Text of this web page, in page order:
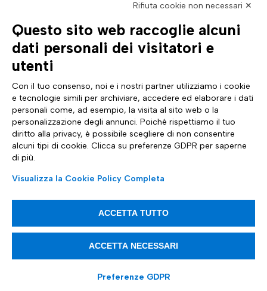
AZIENDA
Profilo aziendale
Certificazioni
Sostenibilità
Cyber Security
Analyst Report
Dichiarazione di Accessibilità
TUTTO SU DI NOI
Documentazione
Comunicati stampa
Sito internazionale
Diventa Partner
ASSISTENZA
Contattaci
FAQ e guide
Whistleblowing
Impostazioni cookie
Trasparenza tariffaria
SEGUICI SU
Tinexta Infocert S.p.A. Società Soggetta alla Direzione ed al
00187 - Roma
Rifiuta cookie non necessari ✕
Questo sito web raccoglie alcuni
dati personali dei visitatori e
utenti
Con il tuo consenso, noi e i nostri partner utilizziamo i cookie
e tecnologie simili per archiviare, accedere ed elaborare i dati
personali come, ad esempio, la visita al sito web o la
personalizzazione degli annunci. Poiché rispettiamo il tuo
diritto alla privacy, è possibile scegliere di non consentire
alcuni tipi di cookie. Clicca su preferenze GDPR per saperne
di più.
Visualizza la Cookie Policy Completa
ACCETTA TUTTO
ACCETTA NECESSARI
Preferenze GDPR